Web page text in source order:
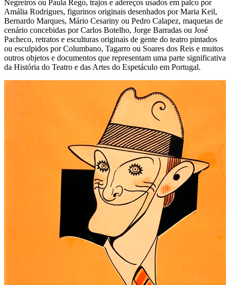
Negreiros ou Paula Rego, trajos e adereços usados em palco por
Amália Rodrigues, figurinos originais desenhados por Maria Keil,
Bernardo Marques, Mário Cesariny ou Pedro Calapez, maquetas de
cenário concebidas por Carlos Botelho, Jorge Barradas ou José
Pacheco, retratos e esculturas originais de gente do teatro pintados
ou esculpidos por Columbano, Tagarro ou Soares dos Reis e muitos
outros objetos e documentos que representam uma parte significativa
da História do Teatro e das Artes do Espetáculo em Portugal.